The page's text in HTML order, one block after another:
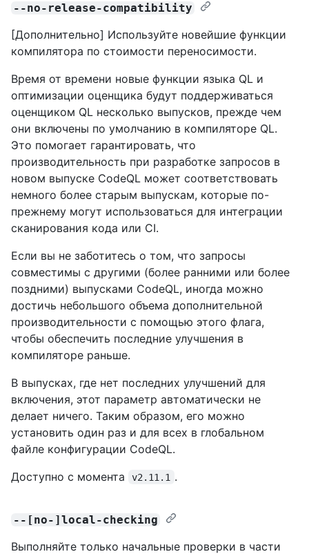
--no-release-compatibility
[Дополнительно] Используйте новейшие функции
компилятора по стоимости переносимости.
Время от времени новые функции языка QL и
оптимизации оценщика будут поддерживаться
оценщиком QL несколько выпусков, прежде чем
они включены по умолчанию в компиляторе QL.
Это помогает гарантировать, что
производительность при разработке запросов в
новом выпуске CodeQL может соответствовать
немного более старым выпускам, которые по-
прежнему могут использоваться для интеграции
сканирования кода или CI.
Если вы не заботитесь о том, что запросы
совместимы с другими (более ранними или более
поздними) выпусками CodeQL, иногда можно
достичь небольшого объема дополнительной
производительности с помощью этого флага,
чтобы обеспечить последние улучшения в
компиляторе раньше.
В выпусках, где нет последних улучшений для
включения, этот параметр автоматически не
делает ничего. Таким образом, его можно
установить один раз и для всех в глобальном
файле конфигурации CodeQL.
Доступно с момента
v2.11.1 .
--[no-]local-checking
Выполняйте только начальные проверки в части